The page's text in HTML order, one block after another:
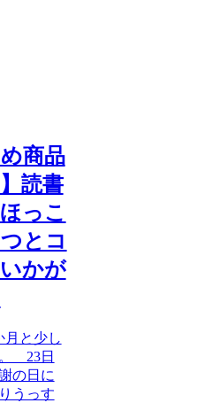
商品
読書
っこ
とコ
かが
月と少し
23日
の日に
うっす